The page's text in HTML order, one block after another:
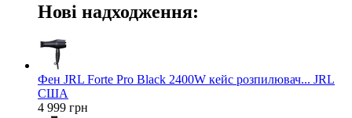
Нові надходження:
Фен JRL Forte Pro Black 2400W кейс розпилювач... JRL
США
4 999 грн